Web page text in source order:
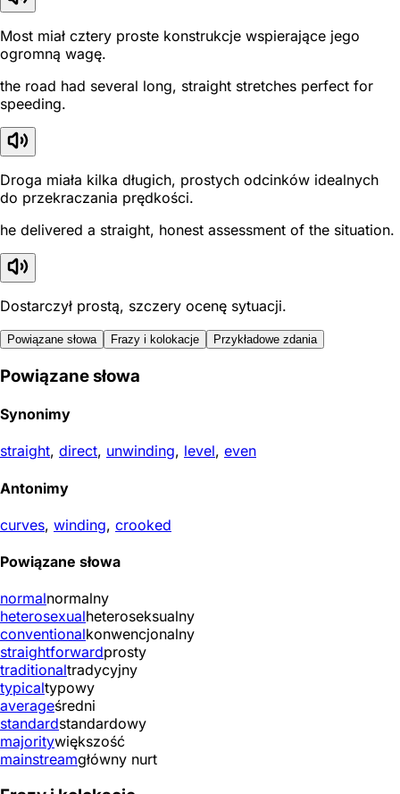
Most miał cztery proste konstrukcje wspierające jego
ogromną wagę.
the road had several long, straight stretches perfect for
speeding.
Droga miała kilka długich, prostych odcinków idealnych
do przekraczania prędkości.
he delivered a straight, honest assessment of the situation.
Dostarczył prostą, szczery ocenę sytuacji.
Powiązane słowa Frazy i kolokacje Przykładowe zdania
Powiązane słowa
Synonimy
straight, direct, unwinding, level, even
Antonimy
curves, winding, crooked
Powiązane słowa
normalnormalny
heterosexualheteroseksualny
conventionalkonwencjonalny
straightforwardprosty
traditionaltradycyjny
typicaltypowy
averageśredni
standardstandardowy
majoritywiększość
mainstreamgłówny nurt